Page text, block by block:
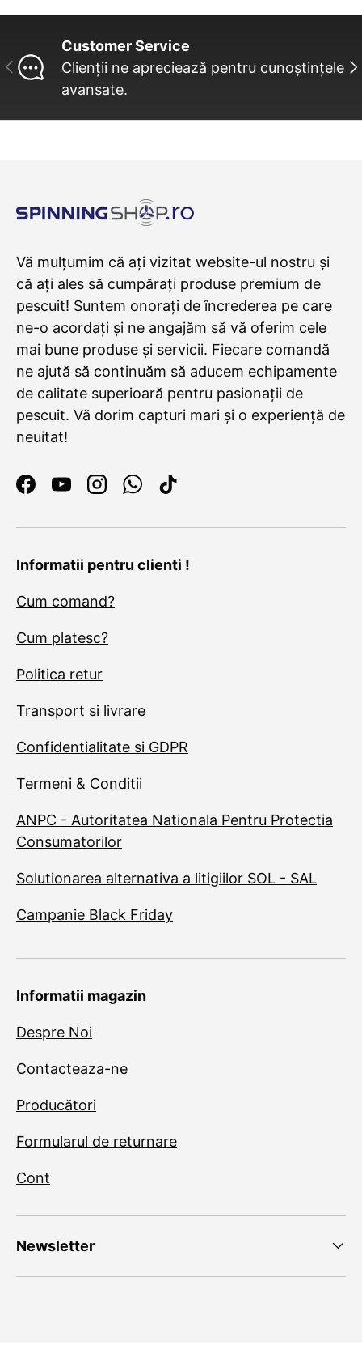
INAINTE
Customer Service
Clienții ne apreciează pentru cunoștințele
avansate.
Vă mulțumim că ați vizitat website-ul nostru și
că ați ales să cumpărați produse premium de
pescuit! Suntem onorați de încrederea pe care
ne-o acordați și ne angajăm să vă oferim cele
mai bune produse și servicii. Fiecare comandă
ne ajută să continuăm să aducem echipamente
de calitate superioară pentru pasionații de
pescuit. Vă dorim capturi mari și o experiență de
neuitat!
Facebook
YouTubeInstagram
WhatsApp
TikTok
Informatii pentru clienti !
Cum comand?
Cum platesc?
Politica retur
Transport si livrare
Confidentialitate si GDPR
Termeni & Conditii
ANPC - Autoritatea Nationala Pentru Protectia
Consumatorilor
Solutionarea alternativa a litigiilor SOL - SAL
Campanie Black Friday
Informatii magazin
Despre Noi
Contacteaza-ne
Producători
Formularul de returnare
Cont
Newsletter